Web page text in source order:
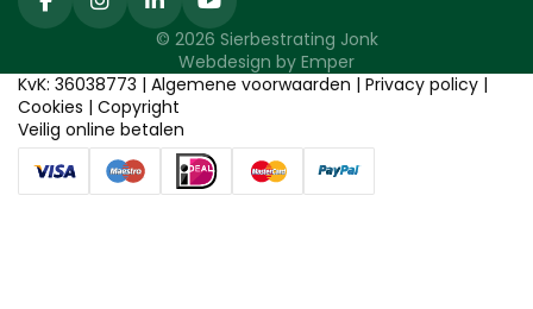
© 2026 Sierbestrating Jonk
Webdesign by Emper
KvK: 36038773 | Algemene voorwaarden | Privacy policy |
Cookies | Copyright
Veilig online betalen